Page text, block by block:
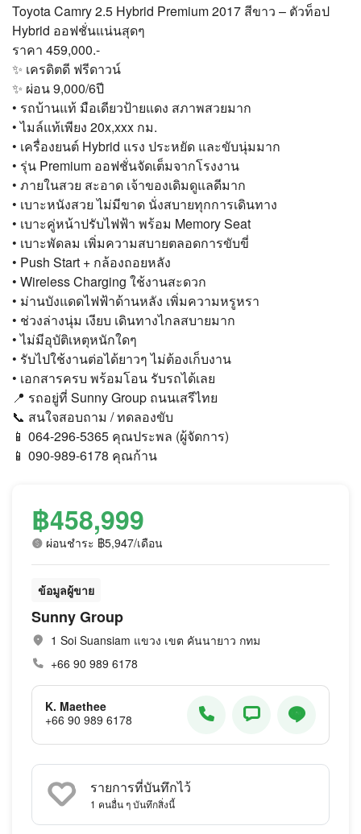
Toyota Camry 2.5 Hybrid Premium 2017 สีขาว – ตัวท็อป
Hybrid ออฟชั่นแน่นสุดๆ
ราคา 459,000.-
✨ เครดิตดี ฟรีดาวน์
✨ ผ่อน 9,000/6ปี
• รถบ้านแท้ มือเดียวป้ายแดง สภาพสวยมาก
• ไมล์แท้เพียง 20x,xxx กม.
• เครื่องยนต์ Hybrid แรง ประหยัด และขับนุ่มมาก
• รุ่น Premium ออฟชั่นจัดเต็มจากโรงงาน
• ภายในสวย สะอาด เจ้าของเดิมดูแลดีมาก
• เบาะหนังสวย ไม่มีขาด นั่งสบายทุกการเดินทาง
• เบาะคู่หน้าปรับไฟฟ้า พร้อม Memory Seat
• เบาะพัดลม เพิ่มความสบายตลอดการขับขี่
• Push Start + กล้องถอยหลัง
• Wireless Charging ใช้งานสะดวก
• ม่านบังแดดไฟฟ้าด้านหลัง เพิ่มความหรูหรา
• ช่วงล่างนุ่ม เงียบ เดินทางไกลสบายมาก
• ไม่มีอุบัติเหตุหนักใดๆ
• รับไปใช้งานต่อได้ยาวๆ ไม่ต้องเก็บงาน
• เอกสารครบ พร้อมโอน รับรถได้เลย
📍 รถอยู่ที่ Sunny Group ถนนเสรีไทย
📞 สนใจสอบถาม / ทดลองขับ
📱 064-296-5365 คุณประพล (ผู้จัดการ)
📱 090-989-6178 คุณก้าน
฿458,999
ผ่อนชำระ ฿5,947/เดือน
ข้อมูลผู้ขาย
Sunny Group
1 Soi Suansiam แขวง เขต คันนายาว กทม
+66 90 989 6178
K. Maethee
+66 90 989 6178
รายการที่บันทึกไว้
1 คนอื่น ๆ บันทึกสิ่งนี้